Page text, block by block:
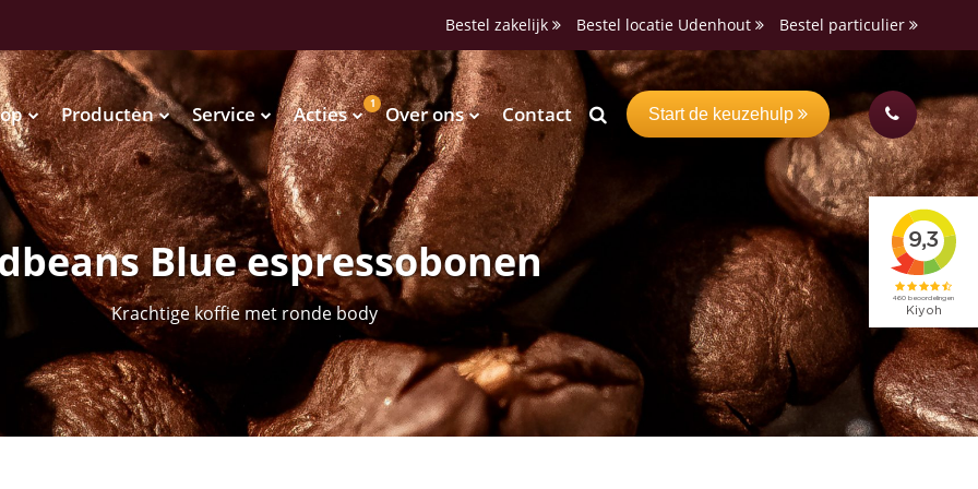
Bestel zakelijk Bestel locatie Udenhout Bestel particulier
1
Waterkoelers
Waterkoelers
Vendingmachines
Vendingmachines
Producten Service Acties Over ons Contact Start de keuzehulp
Blue espressobonen
Krachtige koffie met ronde body